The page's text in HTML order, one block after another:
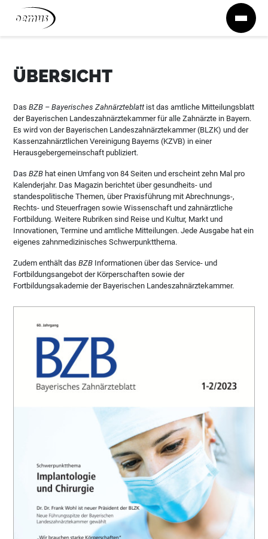
Zum Inhalt springen
ÜBERSICHT
DasBZB – Bayerisches Zahnärzteblatt ist das amtliche Mitteilungsblatt
der Bayerischen Landeszahnärztekammer für alle Zahnärzte in Bayern.
Es wird von der Bayerischen Landeszahnärztekammer (BLZK) und der
Kassenzahnärztlichen Vereinigung Bayerns (KZVB) in einer
Herausgebergemeinschaft publiziert.
DasBZB hat einen Umfang von 84 Seiten und erscheint zehn Mal pro
Kalenderjahr. Das Magazin berichtet über gesundheits- und
standespolitische Themen, über Praxisführung mit Abrechnungs-,
Rechts- und Steuerfragen sowie Wissenschaft und zahnärztliche
Fortbildung. Weitere Rubriken sind Reise und Kultur, Markt und
Innovationen, Termine und amtliche Mitteilungen. Jede Ausgabe hat ein
eigenes zahnmedizinisches Schwerpunktthema.
Zudem enthält dasBZB Informationen über das Service- und
Fortbildungsangebot der Körperschaften sowie der
Fortbildungsakademie der Bayerischen Landeszahnärztekammer.